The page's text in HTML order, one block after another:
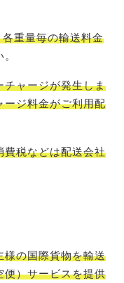
重量毎の輸送料金
チャージが発生しま
ージ料金がご利用配
費税などは配送会社
様の国際貨物を輸送
便）サービスを提供